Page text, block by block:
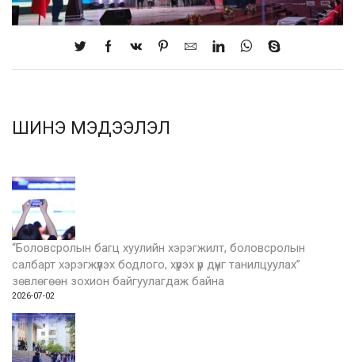
ШИНЭ МЭДЭЭЛЭЛ
“Боловсролын багц хуулийн хэрэгжилт, боловсролын
салбарт хэрэгжүүлэх бодлого, хүрэх үр дүнг танилцуулах”
зөвлөгөөн зохион байгуулагдаж байна
2026-07-02